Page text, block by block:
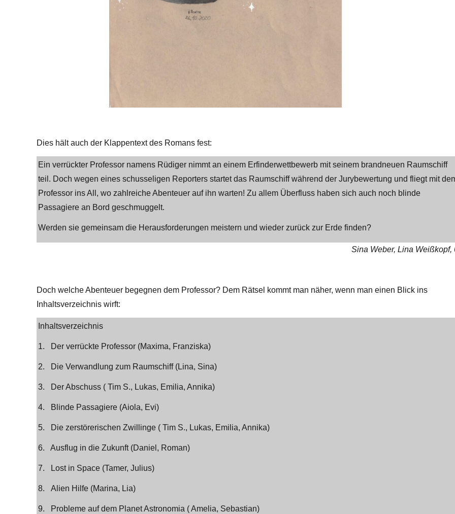
Dies hält auch der Klappentext des Romans fest:
Ein verrückter Professor namens Rüdiger nimmt an einem Erfinderwettbewerb mit seinem brandneuen Raumschiff
teil. Doch wegen eines schusseligen Reporters startet das Raumschiff während der Jurybewertung und fliegt mit
Professor ins All, wo zahlreiche Abenteuer auf ihn warten! Zu allem Überfluss haben sich auch noch blinde
Passagiere an Bord geschmuggelt.
Werden sie gemeinsam die Herausforderungen meistern und wieder zurück zur Erde finden?
Sina Weber, Lina Weißkopf,
Doch welche Abenteuer begegnen dem Professor? Dem Rätsel kommt man näher, wenn man einen Blick ins
Inhaltsverzeichnis wirft:
Inhaltsverzeichnis
1. Der verrückte Professor (Maxima, Franziska)
2. Die Verwandlung zum Raumschiff (Lina, Sina)
3. Der Abschuss ( Tim S., Lukas, Emilia, Annika)
4. Blinde Passagiere (Aiola, Evi)
5. Die zerstörerischen Zwillinge ( Tim S., Lukas, Emilia, Annika)
6. Ausflug in die Zukunft (Daniel, Roman)
7. Lost in Space (Tamer, Julius)
8. Alien Hilfe (Marina, Lia)
9. Probleme auf dem Planet Astronomia ( Amelia, Sebastian)